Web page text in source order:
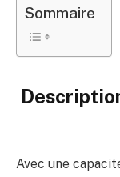
Sommaire
Avec une